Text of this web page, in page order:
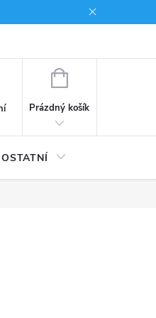
NÁKUPNÍ
Prázdný košík
OSTATNÍ